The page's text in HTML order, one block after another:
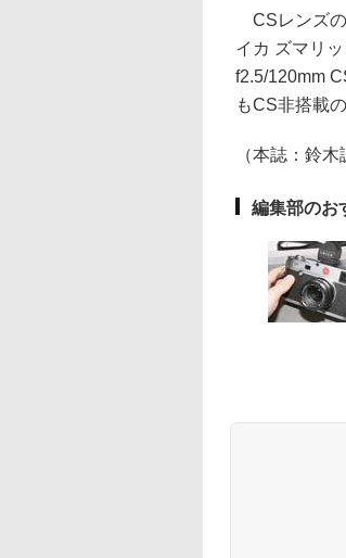
CSレンズの
イカ ズマリ
f2.5/120mm
もCS非搭載
（本誌：鈴木
編集部のお